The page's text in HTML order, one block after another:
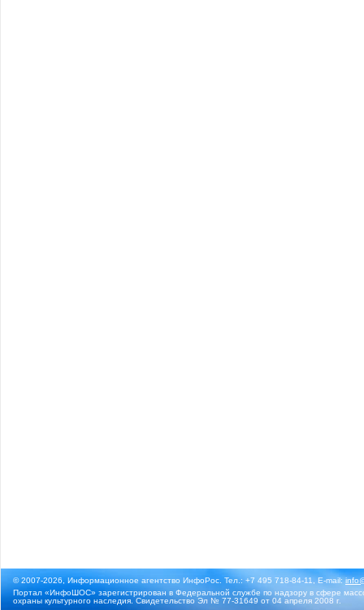
© 2007-2026, Информационное агентство ИнфоРос. Тел.: +7 495 718-84-11, E-mail:
Портал «ИнфоШОС» зарегистрирован в Федеральной службе по надзору в сфере
охраны культурного наследия. Свидетельство Эл № 77-31649 от 04 апреля 2008 г.